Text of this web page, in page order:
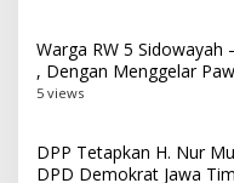
Warga RW 5 Sidowayah
, Dengan Menggelar
5 views
DPP Tetapkan H. Nur
DPD Demokrat Jawa